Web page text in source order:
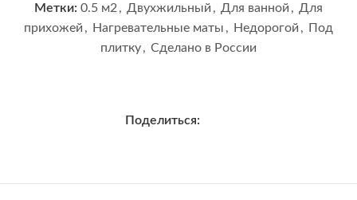
Метки: 0.5 м2 , Двухжильный , Для ванной , Для
прихожей , Нагревательные маты , Недорогой ,
Под
плитку, Сделано в России
Поделиться: